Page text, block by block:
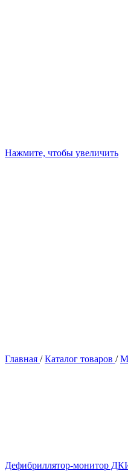
Нажмите, чтобы увеличить
Главная / Каталог товаров /
Дефибриллятор-монитор